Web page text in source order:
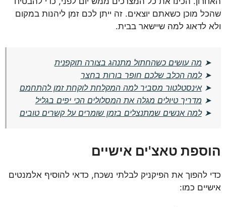
שהכל מוכן כשאתם יוצאים. זה ייתן לכם זמן ליהנות במקום
ולא לדאוג למה שיישאר בבית.
➤ מה עושים כשהחתול מתנהג בצורה תוקפנית
➤למה הכלב שלכם חופר בורות בחצר
➤אינסטלטור מסביר למה המקלחת לוקחת זמן להתחמם
➤ מדריך טיולים מגלה את המסלולים הכי יפים בגליל
➤למה אנשים שמתנצלים בזמן שומרים על קשרים טובים
הוספת טאצ'ים אישיים
כדי להפוך את הפיקניק לבלתי נשכח, כדאי להוסיף אלמנטים
אישיים כמו: